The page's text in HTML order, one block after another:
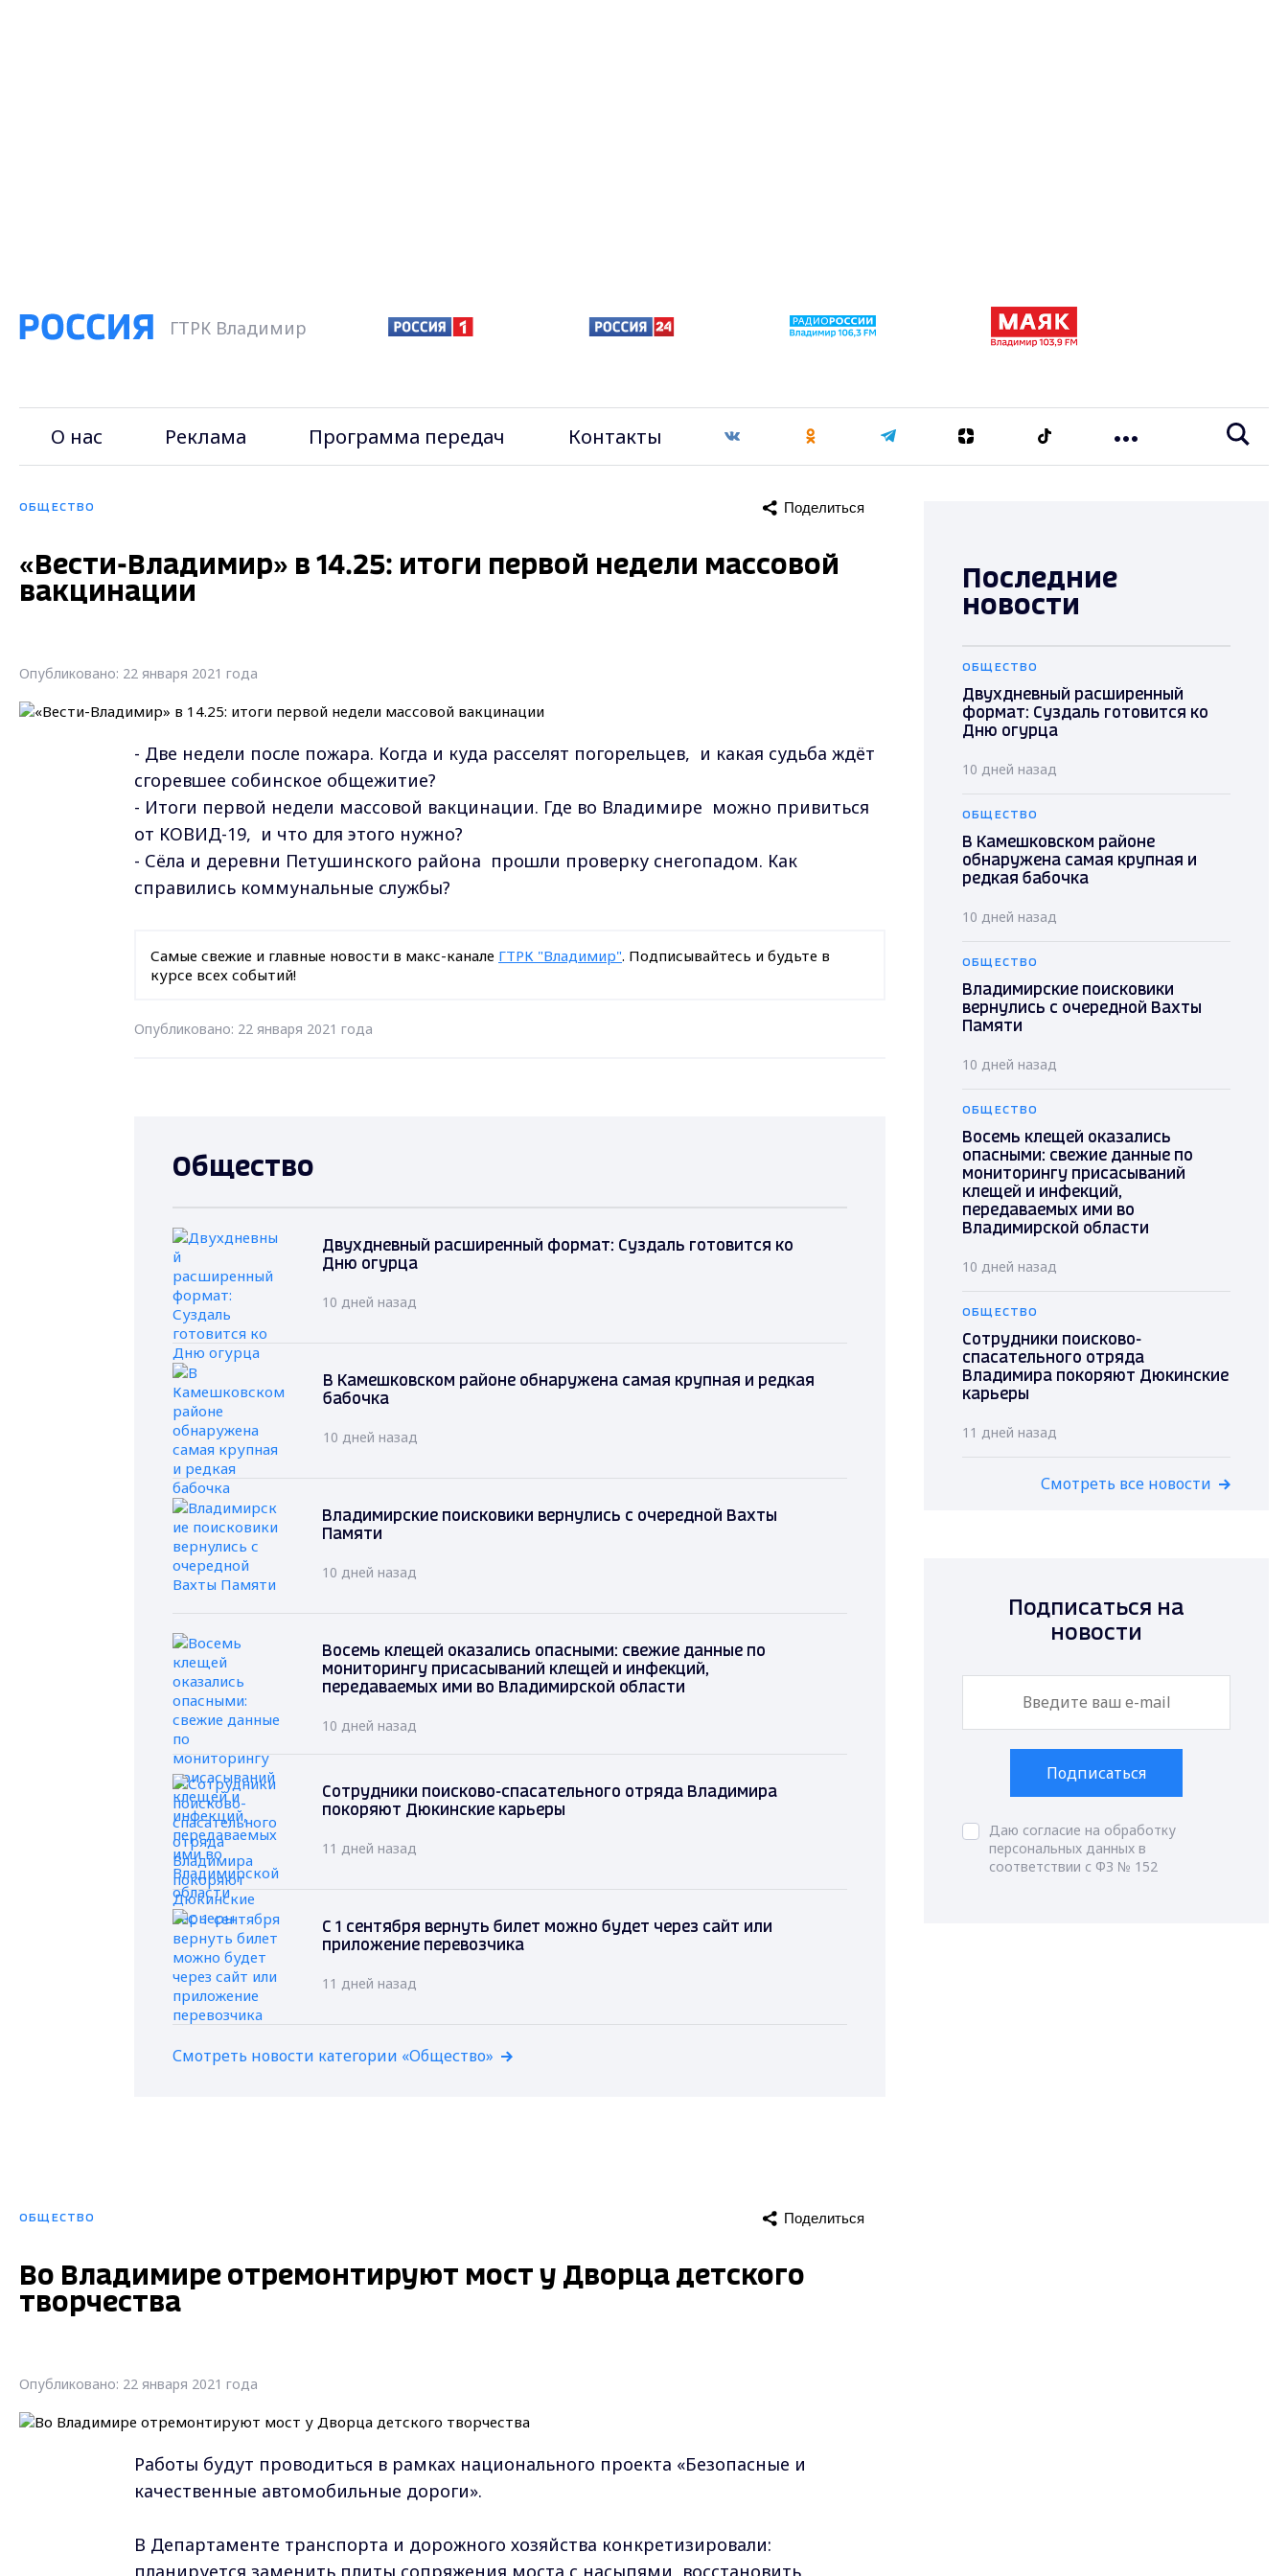
ГТРК Владимир
О нас Реклама Программа передач Контакты
ОБЩЕСТВО Поделиться
«Вести-Владимир» в 14.25: итоги первой недели массовой
вакцинации
Опубликовано: 22 января 2021 года
- Две недели после пожара. Когда и куда расселят погорельцев, и какая судьба ждёт
сгоревшее собинское общежитие?
- Итоги первой недели массовой вакцинации. Где во Владимире можно привиться
от КОВИД-19, и что для этого нужно?
- Сёла и деревни Петушинского района прошли проверку снегопадом. Как
справились коммунальные службы?
Самые свежие и главные новости в макс-канале ГТРК "Владимир". Подписывайтесь и будьте в
курсе всех событий!
Опубликовано: 22 января 2021 года
Общество
Двухдневный расширенный формат: Суздаль готовится ко
Дню огурца
10 дней назад
В Камешковском районе обнаружена самая крупная и редкая
бабочка
10 дней назад
Владимирские поисковики вернулись с очередной Вахты
Памяти
10 дней назад
Восемь клещей оказались опасными: свежие данные по
мониторингу присасываний клещей и инфекций,
передаваемых ими во Владимирской области
10 дней назад
Сотрудники поисково-спасательного отряда Владимира
покоряют Дюкинские карьеры
11 дней назад
С 1 сентября вернуть билет можно будет через сайт или
приложение перевозчика
11 дней назад
Смотреть новости категории «Общество»
ОБЩЕСТВО Поделиться
Во Владимире отремонтируют мост у Дворца детского
творчества
Опубликовано: 22 января 2021 года
Работы будут проводиться в рамках национального проекта «Безопасные и
качественные автомобильные дороги».
В Департаменте транспорта и дорожного хозяйства конкретизировали:
планируется заменить плиты сопряжения моста с насыпями, восстановить
Последние
новости
ОБЩЕСТВО
Двухдневный расширенный
формат: Суздаль готовится ко
Дню огурца
10 дней назад
ОБЩЕСТВО
В Камешковском районе
обнаружена самая крупная и
редкая бабочка
10 дней назад
ОБЩЕСТВО
Владимирские поисковики
вернулись с очередной Вахты
Памяти
10 дней назад
ОБЩЕСТВО
Восемь клещей оказались
опасными: свежие данные по
мониторингу присасываний
клещей и инфекций,
передаваемых ими во
Владимирской области
10 дней назад
ОБЩЕСТВО
Сотрудники поисково-
спасательного отряда
Владимира покоряют Дюкинские
карьеры
11 дней назад
Смотреть все новости
Подписаться на
новости
Подписаться
Даю согласие на обработку
персональных данных в
соответствии с ФЗ № 152